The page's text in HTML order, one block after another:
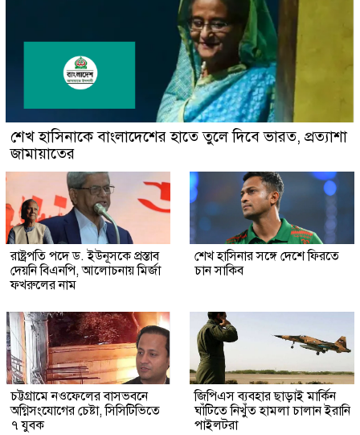
শেখ হাসিনাকে বাংলাদেশের হাতে তুলে দিবে ভারত, প্রত্যাশা
জামায়াতের
রাষ্ট্রপতি পদে ড. ইউনূসকে প্রস্তাব
দেয়নি বিএনপি, আলোচনায় মির্জা
ফখরুলের নাম
শেখ হাসিনার সঙ্গে দেশে ফিরতে
চান সাকিব
চট্টগ্রামে নওফেলের বাসভবনে
অগ্নিসংযোগের চেষ্টা, সিসিটিভিতে
৭ যুবক
জিপিএস ব্যবহার ছাড়াই মার্কিন
ঘাঁটিতে নিখুঁত হামলা চালান ইরানি
পাইলটরা